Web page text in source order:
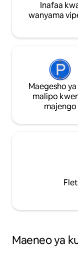
Inafaa
wanyama
Maegesho
malipo
majengo
Maeneo ya